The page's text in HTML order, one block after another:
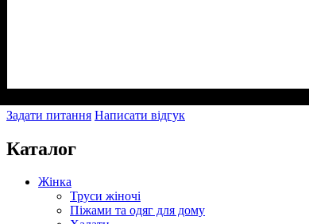
Задати питання Написати відгук
Каталог
Жінка
Труси жіночі
Піжами та одяг для дому